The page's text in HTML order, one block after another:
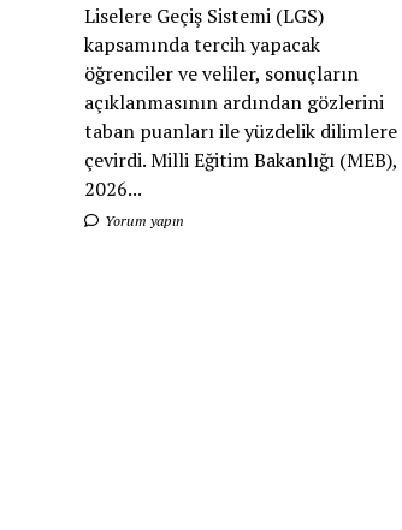
Liselere Geçiş Sistemi (LGS)
kapsamında tercih yapacak
öğrenciler ve veliler, sonuçların
açıklanmasının ardından gözlerini
taban puanları ile yüzdelik dilimlere
çevirdi. Milli Eğitim Bakanlığı (MEB),
2026...
Yorum yapın